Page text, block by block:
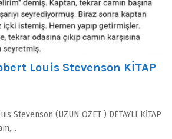
Louis Stevenson KİTAP
Stevenson (UZUN ÖZET ) DETAYLI KİTAP